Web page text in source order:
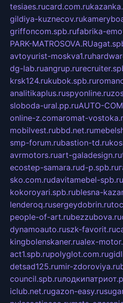
tesiaes.rucard.com.ru
gildiya-kuznecov.ru
griffoncom.spb.rufabrika-
PARK-MATROSOVA.RU
avtoyurist-moskva1.ru
dg-lab.ruangrup.ru
krsk124.rukubok.spb.ru
analitikaplus.ruspyonline.ru
sloboda-ural.pp.ruAUTO-
online-z.comaromat-
mobilvest.rubbd.net.ru
smp-forum.rubastion-td.ru
avrmotors.ruart-galadesign.ru
ecostep-samara.rud-p.spb.ru
sko.com.rudavitamebel-spb.ru
kokoroyari.spb.rublesna-
lenderoq.rusergeydobrin.ru
people-of-art.rubezzubova.ru
dynamoauto.ruszk-favorit.ru
kingbolenskaner.rualex-
act1.spb.rupolyglot.com.ru
detsad125.rumir-zdoroviya.ru
council.spb.ru
iclub.net.rugazon-easy.ru